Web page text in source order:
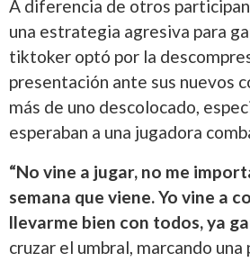
A diferencia de otros
una estrategia agresiva para
tiktoker optó por la
presentación ante sus nuevos
más de uno descolocado,
esperaban a una jugadora
“No vine a jugar, no me
semana que viene. Yo vine a
llevarme bien con todos, ya
cruzar el umbral, marcando